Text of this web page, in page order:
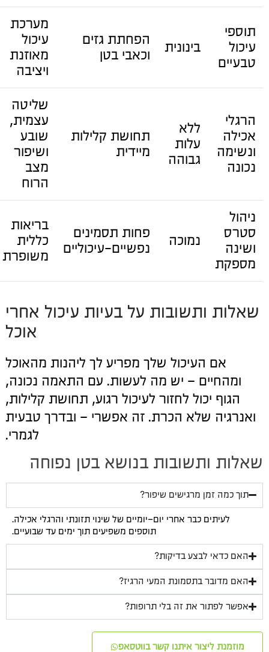
תוספי
עיכול
טבעיים
בינונית
הפחתת גזים
וכאבי בטן
מערכת
עיכול
מאוזנת
ויציבה
הרגלי
אכילה
ונשימה
נכונה
ללא
עלות
גבוהה
תחושת קלילות
מיידית
שליטה
עצמית,
שובע
ושיפור
מצב
הרוח
ניהול
סטרס
ושינה
מספקת
נמוכה
פחות תסמינים
נפשיים-עיכוליים
בריאות
כללית
משופרת
שאלות ותשובות על בעיות עיכול אחרי
אוכל
אם העיכול שלך מפריע לך ליהנות מהאוכל
ומהחיים – יש מה לעשות. עם התאמה נכונה,
הגוף יכול לחזור לעיכול רגוע, תחושת קלילות,
ואנרגיה שלא הכרת. זה אפשרי – ובדרך טבעית
לגמרי.
שאלות ותשובות בנושא בטן נפוחה
תוך כמה זמן מרגישים שיפור?
לעיתים כבר אחרי יום–יומיים של שינוי תזונתי והרגלי אכילה.
תוספים משפיעים תוך ימים עד שבועיים.
האם כדאי לבצע בדיקות?
האם מדובר בתסמונת המעי הרגיז?
אפשר לפתור את זה בלי תרופות?
מוזמנת ליצור איתנו קשר בווטסאפ